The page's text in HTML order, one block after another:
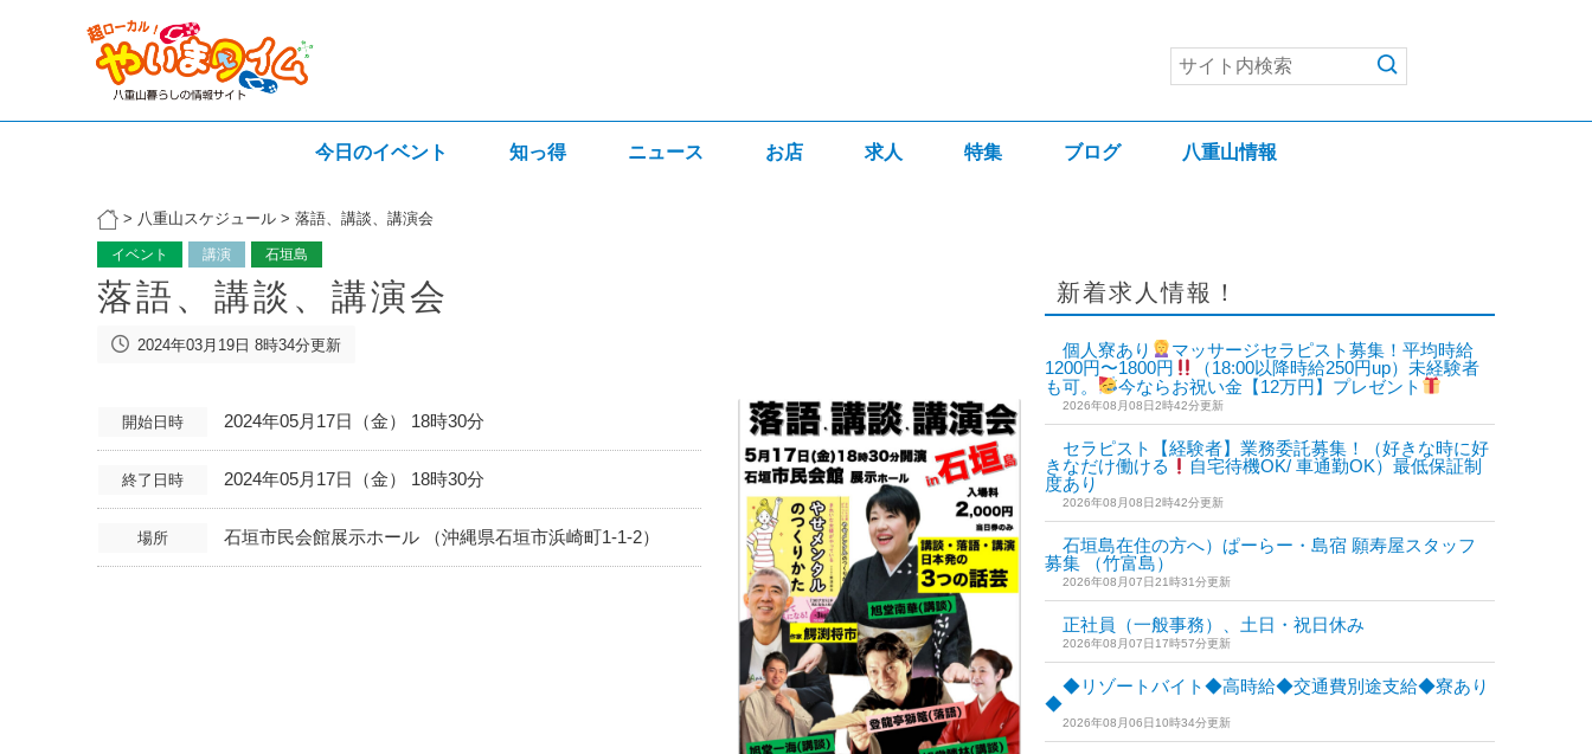
今日のイベント 知っ得 ニュース お店 求人 特集 ブログ 八重山情報
> 八重山スケジュール > 落語、講談、講演会
イベント 講演 石垣島
落語、講談、講演会
2024年03月19日 8時34分更新
開始日時 2024年05月17日（金） 18時30分
終了日時 2024年05月17日（金） 18時30分
場所 石垣市民会館展示ホール （沖縄県石垣市浜崎町1-1-2）
新着求人情報！
個人寮あり
マッサージセラピスト募集！平均時給
1200円〜1800円
（18:00以降時給250円up）未経験者
も可。
今ならお祝い金【12万円】プレゼント
2026年08月08日2時42分更新
セラピスト【経験者】業務委託募集！（好きな時に好
きなだけ働ける
自宅待機OK/ 車通勤OK）最低保証制
度あり
2026年08月08日2時42分更新
石垣島在住の方へ）ぱーらー・島宿 願寿屋スタッフ
募集 （竹富島）
2026年08月07日21時31分更新
正社員（一般事務）、土日・祝日休み
2026年08月07日17時57分更新
◆リゾートバイト◆高時給◆交通費別途支給◆寮あり
◆
2026年08月06日10時34分更新